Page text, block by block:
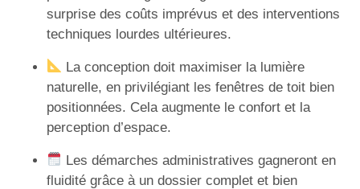
surprise des coûts imprévus et des interventions
techniques lourdes ultérieures.
La conception doit maximiser la lumière
naturelle, en privilégiant les fenêtres de toit bien
positionnées. Cela augmente le confort et la
perception d’espace.
Les démarches administratives gagneront en
fluidité grâce à un dossier complet et bien